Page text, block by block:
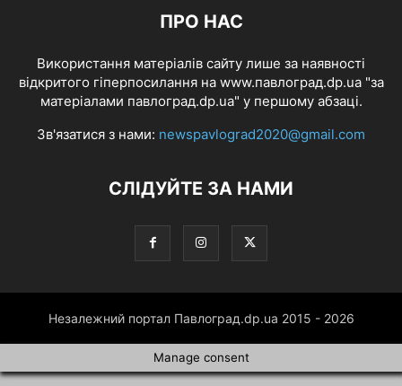
ПРО НАС
Використання матеріалів сайту лише за наявності
відкритого гіперпосилання на www.павлоград.dp.ua "за
матеріалами павлоград.dp.ua" у першому абзаці.
Зв'язатися з нами: newspavlograd2020@gmail.com
СЛІДУЙТЕ ЗА НАМИ
Незалежний портал Павлоград.dp.ua 2015 - 2026
Manage consent